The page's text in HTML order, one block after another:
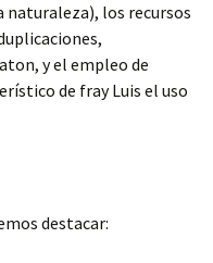
los recursos
y el empleo de
de fray Luis el uso
destacar: